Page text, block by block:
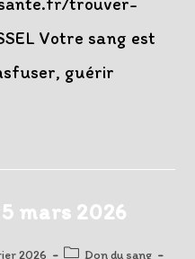
Votre sang est
guérir
mars 2026
2026
PostDon du sang